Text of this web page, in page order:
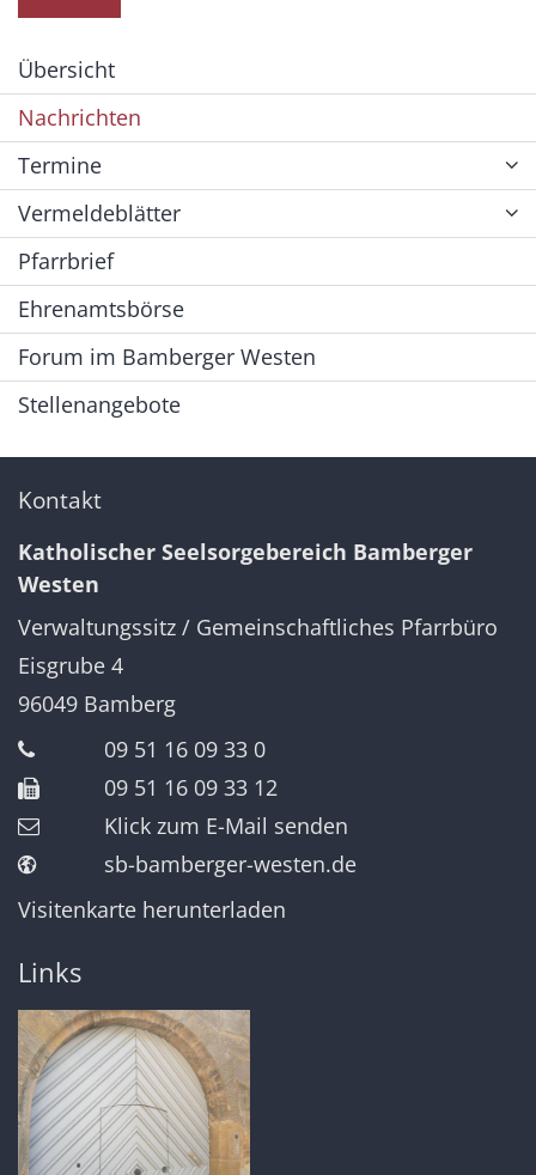
Übersicht
Nachrichten
Termine
Vermeldeblätter
Pfarrbrief
Ehrenamtsbörse
Forum im Bamberger Westen
Stellenangebote
Kontakt
Katholischer Seelsorgebereich Bamberger
Westen
Verwaltungssitz / Gemeinschaftliches Pfarrbüro
Eisgrube 4
96049 Bamberg
09 51 16 09 33 0
09 51 16 09 33 12
Klick zum E-Mail senden
sb-bamberger-westen.de
Visitenkarte herunterladen
Links